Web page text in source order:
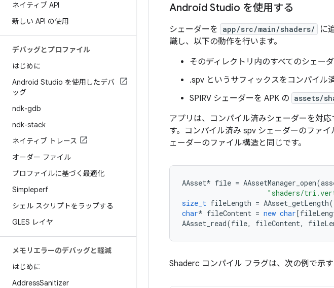
ネイティブ API
新しい API の使用
デバッグとプロファイル
はじめに
Android Studio を使用したデバ
ッグ
ndk-gdb
ndk-stack
ネイティブ トレース
オーダー ファイル
プロファイルに基づく最適化
Simpleperf
シェル スクリプトをラップする
GLES レイヤ
メモリエラーのデバッグと軽減
はじめに
AddressSanitizer
Android Studio を使用する
シェーダーを app/src/main/shaders/ に
識し、以下の動作を行います。
そのディレクトリ内のすべてのシェー
.spv というサフィックスをコンパイル
SPIRV シェーダーを APK の assets/
アプリは、コンパイル済みシェーダーを対応
す。コンパイル済み spv シェーダーのファイ
ェーダーのファイル構造と同じです。
AAsset* file = AAssetManager_open(
"shaders/
size_t fileLength = AAsset_getLength(
char* fileContent = new char[
AAsset_read(file, fileContent,
Shaderc コンパイル フラグは、次の例で示